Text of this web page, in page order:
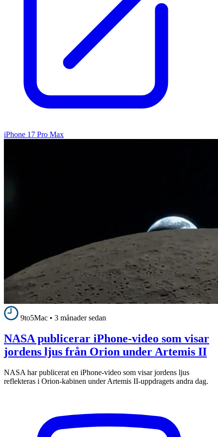
iPhone 17 Pro Max
9to5Mac • 3 månader sedan
NASA publicerar iPhone-video som visar
jordens ljus från Orion under Artemis II
NASA har publicerat en iPhone-video som visar jordens ljus
reflekteras i Orion-kabinen under Artemis II-uppdragets andra dag.